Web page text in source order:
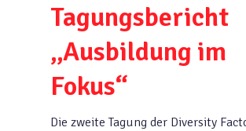
Tagungsbericht
„Ausbildung im
Fokus“
Die zweite Tagung der Diversity